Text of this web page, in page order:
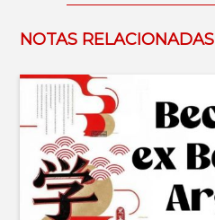
NOTAS RELACIONADAS